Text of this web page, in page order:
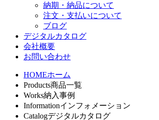
納期・納品について
注文・支払いについて
ブログ
デジタルカタログ
会社概要
お問い合わせ
HOMEホーム
Products商品一覧
Works納入事例
Informationインフォメーション
Catalogデジタルカタログ